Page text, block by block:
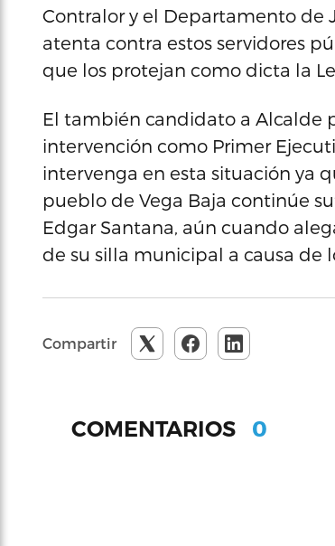
Contralor y el Departamento de
atenta contra estos servidores
que los protejan como dicta la
El también candidato a Alcalde
intervención como Primer
intervenga en esta situación ya
pueblo de Vega Baja continúe
Edgar Santana, aún cuando
de su silla municipal a causa de
Compartir
COMENTARIOS 0